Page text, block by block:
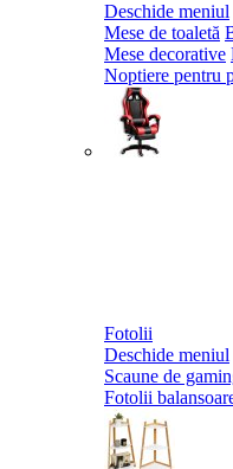
Deschide meniul
Mese de toaletă
Mese decorative
Noptiere pentru
Fotolii
Deschide meniul
Scaune de
Fotolii